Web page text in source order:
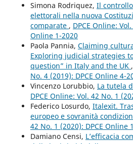
Simona Rodriquez, Il
elettorali nella nuova
comparate , DPCE Online:
Online 1-2020
Paola Pannia, Claiming
Exploring judicial strategies
question” in Italy and the UK ,
No. 4 (2019): DPCE Online 4-
Vincenzo Lorubbio, La tutela
DPCE Online: Vol. 42 No. 1
Federico Losurdo, Italexit.
europeo e sovranità
42 No. 1 (2020): DPCE Online
Damiano Censi, L’efficacia